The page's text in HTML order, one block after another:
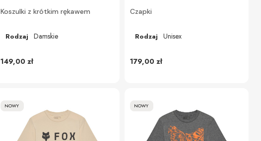
Koszulki z krótkim rękawem
Rodzaj Damskie
149,00 zł
Czapki
Rodzaj Unisex
179,00 zł
NOWY NOWY